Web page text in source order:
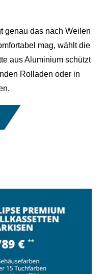
genau das nach Weilen
mag, wählt die
aus Aluminium schützt
Rolladen oder in